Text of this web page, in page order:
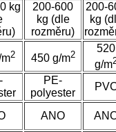
kg
200-600
kg (dle
rozměru)
200-
kg
2 450 g/m2
520
g/m
PE-
polyester
ANO